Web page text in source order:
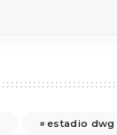
estadio dwg